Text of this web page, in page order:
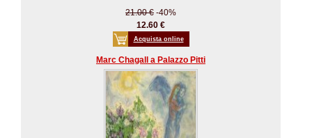
21.00 € -40%
12.60 €
Acquista online
Marc Chagall a Palazzo Pitti